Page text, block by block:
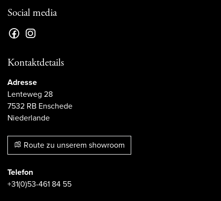
Social media
Kontaktdetails
Adresse
Lenteweg 28
7532 RB Enschede
Niederlande
Route zu unserem showroom
Telefon
+31(0)53-461 84 55